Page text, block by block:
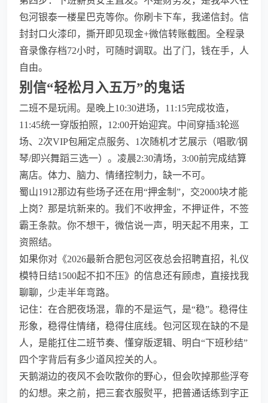
包河银泰一楼星巴克等你。你刷卡下车，我递信封。信
封封口火漆印，撕开即见现金+微信转账截图。全程录
音录像存档72小时，可随时调取。出了门，钱在手，人
自由。
别信“轻松月入五万”的鬼话
二班不是玩闹。是晚上10:30进场，11:15完成妆造，
11:45统一穿版拍照，12:00开始迎宾。中间穿插3轮巡
场、2次VIP包厢定点服务、1次随机才艺展示（唱歌/钢
琴/即兴舞蹈三选一）。凌晨2:30清场，3:00前完成结算
离店。体力、脑力、情绪控制力，缺一不可。
蜀山1912那边有些场子还在用“押金制”，交2000块才能
上岗？那是坑新来的。我们不收押金，不押证件，不签
霸王条款。你不想干，微信说一声，明天起不用来，工
资照结。
如果你对《2026最新合肥包河区夜总会招聘直招，礼仪
模特日结1500起不扣不压》的信息还有顾虑，直接找我
聊聊，少走半年弯路。
记住：在合肥夜场混，靠的不是运气，是“稳”。稳得住
形象，稳得住情绪，稳得住底线。包河区现在缺的不是
人，是能扛住二班节奏、懂穿版逻辑、明白“下班秒结”
四个字背后有多少道风控关的人。
天鹅湖边的夜风不会吹散你的野心，但会吹掉那些浮夸
的幻想。来之前，把三套衣服熨平，把普通话练到字正